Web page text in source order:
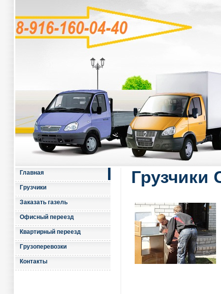
Главная
Грузчики
Заказать газель
Офисный переезд
Квартирный переезд
Грузоперевозки
Контакты
Грузчики